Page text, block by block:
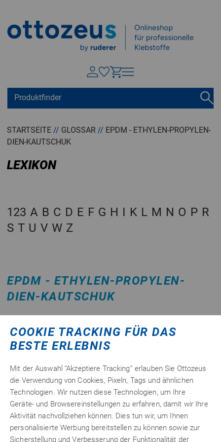
Springen zu
Tastaturkurzbefehle
Konto
Menü ein-/ausblenden
STARTSEITE // GLOSSAR // EPDM - ETHYLEN-PROPYLEN-
DIEN-KAUTSCHUK
LEXIKON
123 A B C D E F G H I K L M N O P R
S T U V W Z
EPDM - ETHYLEN-PROPYLEN-
DIEN-KAUTSCHUK
Was ist EPDM?
EPDM oder ausgeschrieben Ethylen-Propylen-Dien-
zeichnet sich durch eine hoheBeständigkeitund
Elastizitätaus. EPDM wird vorrangig für Dichtungen,
DichtringeundAbdichtungenvon Dächern,
Industrieanlagen und Rohrleitungen verwendet. EPDM
lässt sich nur schwer kleben. Zum Kleben von EPDM
eignen sich ausgewählte Spezialklebstoffe, wie
Cyanacrylate / Sekundenkleber oder auch
COOKIE TRACKING FÜR DAS
BESTE ERLEBNIS
Mit der Auswahl “Akzeptiere Tracking” erlauben Sie Ottozeus
die Verwendung von Cookies, Pixeln, Tags und ähnlichen
Technologien. Wir nutzen diese Technologien, um Ihre
Geräte- und Browsereinstellungen zu erfahren, damit wir Ihre
Aktivität nachvollziehen können. Dies tun wir, um Ihnen
personalisierte Werbung bereitstellen zu können sowie zur
Sicherstellung und Verbesserung der Funktionalität der